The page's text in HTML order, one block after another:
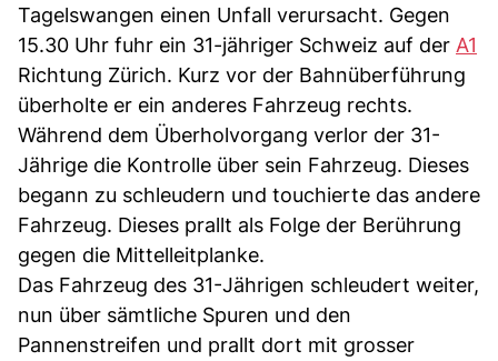
Tagelswangen einen Unfall verursacht. Gegen
15.30 Uhr fuhr ein 31-jähriger Schweiz auf der A1
Richtung Zürich. Kurz vor der Bahnüberführung
überholte er ein anderes Fahrzeug rechts.
Während dem Überholvorgang verlor der 31-
Jährige die Kontrolle über sein Fahrzeug. Dieses
begann zu schleudern und touchierte das andere
Fahrzeug. Dieses prallt als Folge der Berührung
gegen die Mittelleitplanke.
Das Fahrzeug des 31-Jährigen schleudert weiter,
nun über sämtliche Spuren und den
Pannenstreifen und prallt dort mit grosser